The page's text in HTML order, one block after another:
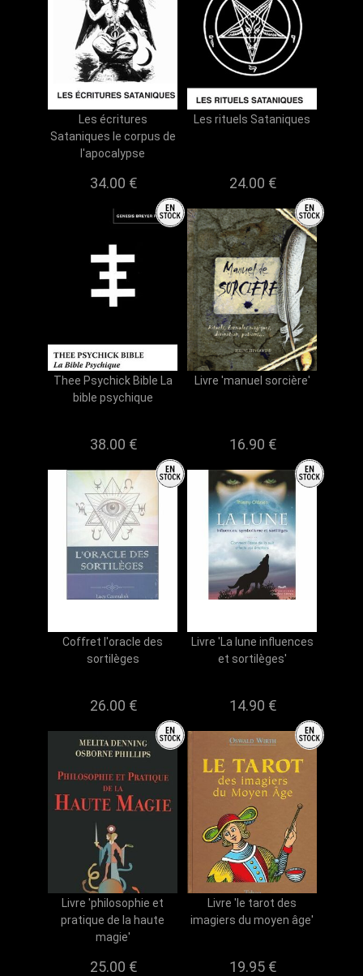
Les écritures
Sataniques le corpus de
l'apocalypse
34.00 €
Les rituels Sataniques
24.00 €
Thee Psychick Bible La
bible psychique
38.00 €
Livre 'manuel sorcière'
16.90 €
Coffret l'oracle des
sortilèges
26.00 €
Livre 'La lune influences
et sortilèges'
14.90 €
Livre 'philosophie et
pratique de la haute
magie'
25.00 €
Livre 'le tarot des
imagiers du moyen âge'
19.95 €